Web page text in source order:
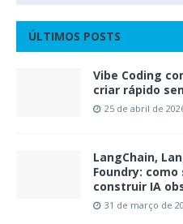
ÚLTIMOS POSTS
Vibe Coding
criar rápido
25 de abril de
LangChain,
Foundry:
construir IA
31 de março de